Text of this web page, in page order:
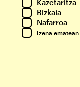
Kazetaritza
Bizkaia
Nafarroa
Izena ematean